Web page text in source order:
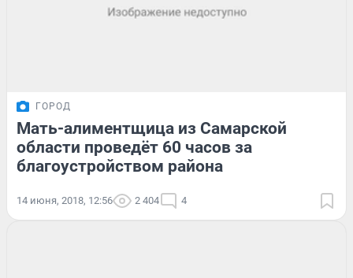
ГОРОД
Мать-алиментщица из Самарской
области проведёт 60 часов за
благоустройством района
14 июня, 2018, 12:56 2 404 4